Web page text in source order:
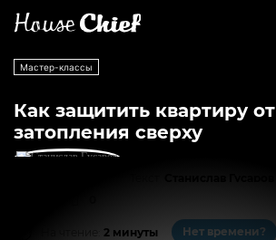
Мастер-классы
Как защитить квартиру от
затопления сверху
2 минуты Нет времени?